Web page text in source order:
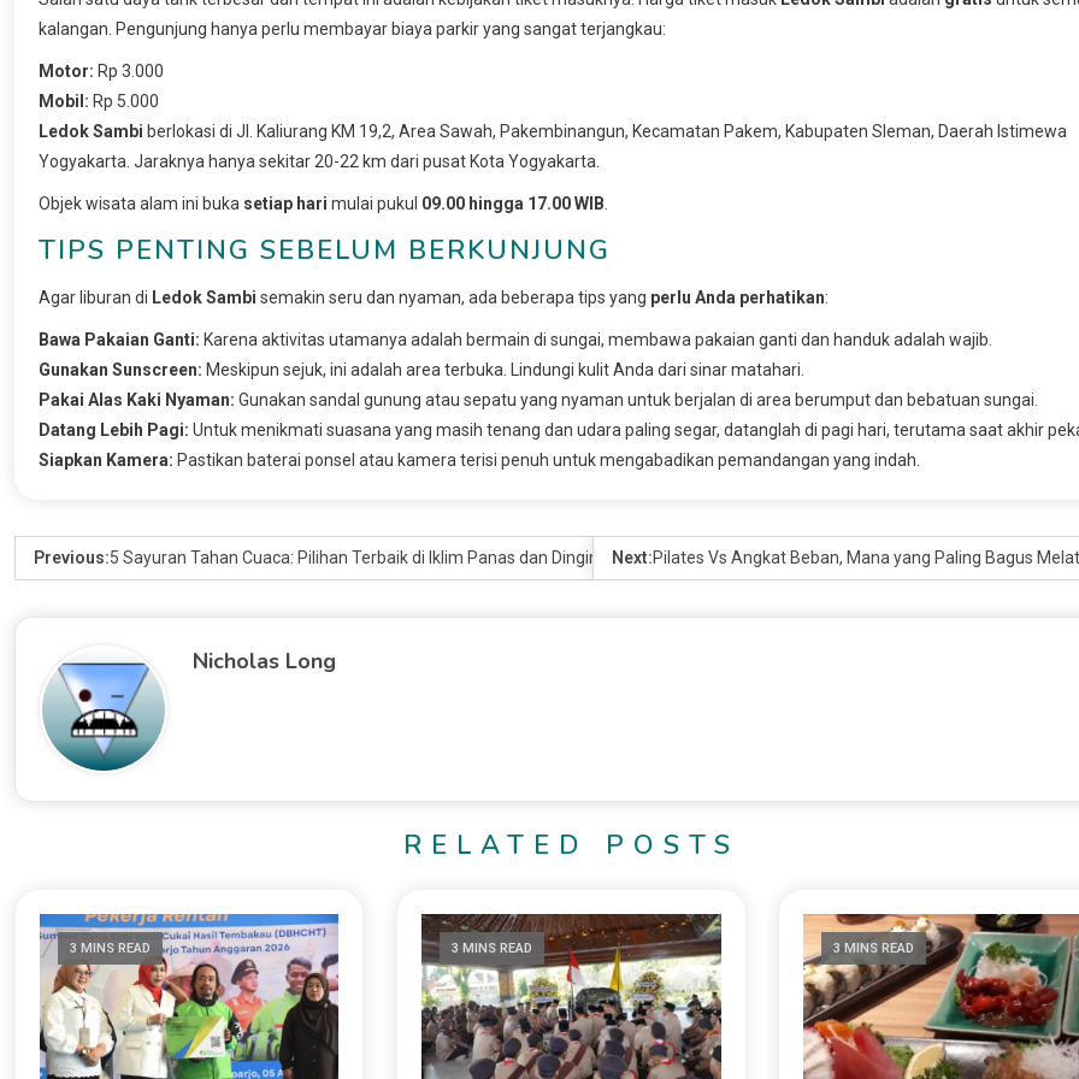
kalangan. Pengunjung hanya perlu membayar biaya parkir yang sangat terjangkau:
Motor: Rp 3.000
Mobil: Rp 5.000
Ledok Sambi berlokasi di Jl. Kaliurang KM 19,2, Area Sawah, Pakembinangun, Kecamatan Pakem, Kabupaten Sleman, Daerah Istimewa
Yogyakarta. Jaraknya hanya sekitar 20-22 km dari pusat Kota Yogyakarta.
Objek wisata alam ini buka setiap hari mulai pukul 09.00 hingga 17.00 WIB
TIPS PENTING SEBELUM BERKUNJUNG
Agar liburan di Ledok Sambi semakin seru dan nyaman, ada beberapa tips yang perlu Anda perhatikan:
Bawa Pakaian Ganti: Karena aktivitas utamanya adalah bermain di sungai, membawa pakaian ganti dan handuk adalah wajib.
Gunakan Sunscreen: Meskipun sejuk, ini adalah area terbuka. Lindungi kulit Anda dari sinar matahari.
Pakai Alas Kaki Nyaman: Gunakan sandal gunung atau sepatu yang nyaman untuk berjalan di area berumput dan bebatuan sungai.
Datang Lebih Pagi: Untuk menikmati suasana yang masih tenang dan udara paling segar, datanglah di pagi hari, terutama saat akhir
Siapkan Kamera: Pastikan baterai ponsel atau kamera terisi penuh untuk mengabadikan pemandangan yang indah.
Previous:5 Sayuran Tahan Cuaca: Pilihan Terbaik di Iklim Panas dan Dingin Next:Pilates Vs Angkat Beban, Mana yang Paling Bagus
Nicholas Long
RELATED POSTS
3 MINS READ 3 MINS READ 3 MINS READ